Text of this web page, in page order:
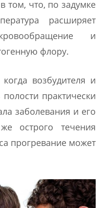
том, что, по задумке
расширяет
и
флору.
возбудителя и
практически
заболевания и его
острого течения
прогревание может